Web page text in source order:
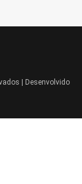
| Desenvolvido